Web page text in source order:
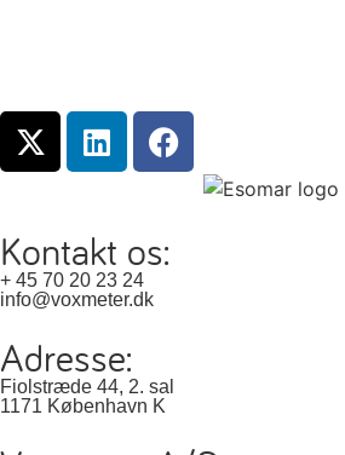
Kontakt os:
+ 45 70 20 23 24
info@voxmeter.dk
Adresse:
Fiolstræde 44, 2. sal
1171 København K